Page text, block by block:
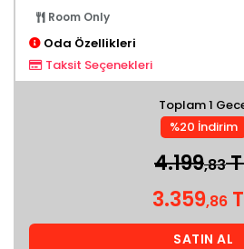
Room Only
Oda Özellikleri
Taksit Seçenekleri
Toplam 1
%20 İndirim
4.199,83
3.359,86
SATIN AL